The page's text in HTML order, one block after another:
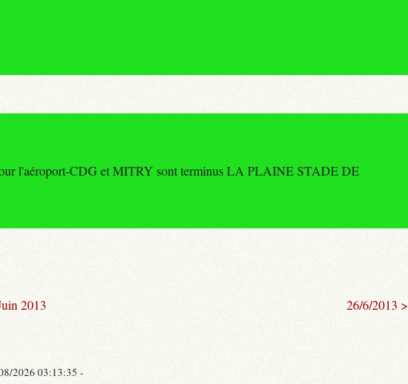
l'aéroport-CDG et MITRY sont terminus LA PLAINE STADE DE
2013 26/6/2013 >
2026 03:13:35 -